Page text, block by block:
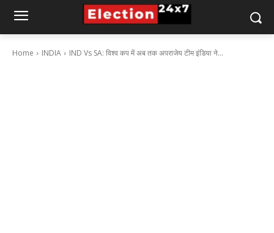
Home INDIA IND Vs SA: विश्व कप में अब तक अपराजेय टीम इंडिया ने...